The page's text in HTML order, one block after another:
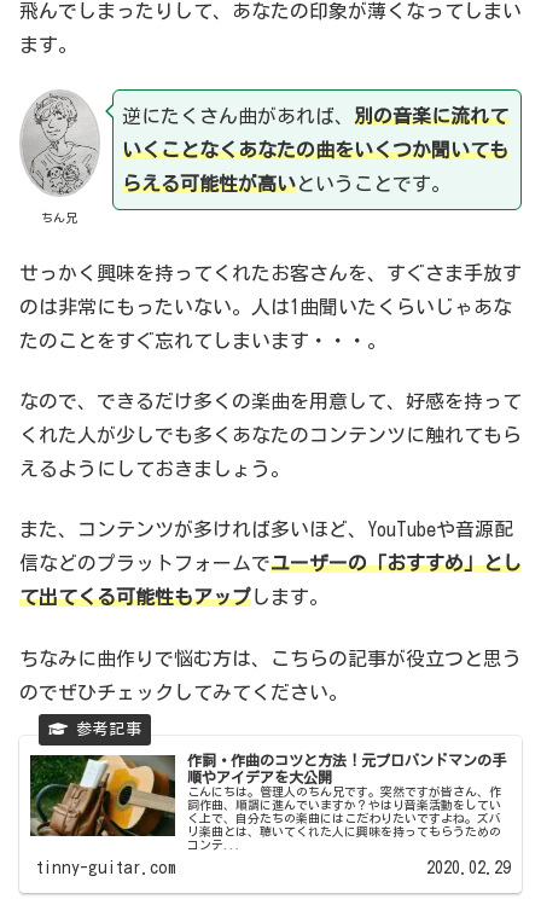
飛んでしまったりして、あなたの印象が薄くなってしまい
ます。
ちん兄
逆にたくさん曲があれば、 別の音楽に流れて
いくことなくあなたの曲をいくつか聞いても
らえる可能性が高いということです。
せっかく興味を持ってくれたお客さんを、すぐさま手放す
のは非常にもったいない。人は1曲聞いたくらいじゃあな
たのことをすぐ忘れてしまいます・・・。
なので、できるだけ多くの楽曲を用意して、好感を持って
くれた人が少しでも多くあなたのコンテンツに触れてもら
えるようにしておきましょう。
また、コンテンツが多ければ多いほど、YouTubeや音源配
信などのプラットフォームでユーザーの「おすすめ」とし
て出てくる可能性もアップします。
ちなみに曲作りで悩む方は、こちらの記事が役立つと思う
のでぜひチェックしてみてください。
作詞・作曲のコツと方法！元プロバンドマンの手
順やアイデアを大公開
こんにちは。管理人のちん兄です。突然ですが皆さん、作
詞作曲、順調に進んでいますか？やはり音楽活動をしてい
く上で、自分たちの楽曲にはこだわりたいですよね。ズバ
リ楽曲とは、聴いてくれた人に興味を持ってもらうための
コンテ...
tinny-guitar.com 2020.02.29